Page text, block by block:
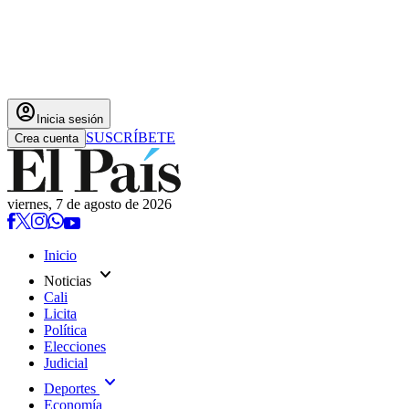
account_circle Inicia sesión
Crea cuenta SUSCRÍBETE
viernes, 7 de agosto de 2026
Inicio
Noticias expand_more
Cali
Licita
Política
Elecciones
Judicial
Deportes expand_more
Economía